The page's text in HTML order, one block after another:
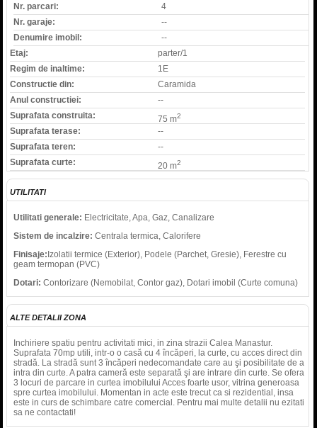
Nr. parcari:
4
Nr. garaje:
--
Denumire imobil:
--
Etaj:
parter/1
Regim de inaltime:
1E
Constructie din:
Caramida
Anul constructiei:
--
Suprafata construita:
75 m2
Suprafata terase:
--
Suprafata teren:
--
Suprafata curte:
20 m2
UTILITATI
Utilitati generale: Electricitate, Apa, Gaz, Canalizare
Sistem de incalzire: Centrala termica, Calorifere
Finisaje: Izolatii termice (Exterior), Podele (Parchet, Gresie), Ferestre cu
geam termopan (PVC)
Dotari: Contorizare (Nemobilat, Contor gaz), Dotari imobil (Curte comuna)
ALTE DETALII ZONA
Inchiriere spatiu pentru activitati mici, in zina strazii Calea Manastur.
Suprafata 70mp utili, intr-o o casă cu 4 încăperi, la curte, cu acces direct din
stradă. La stradă sunt 3 încăperi nedecomandate care au şi posibilitate de a
intra din curte. A patra cameră este separată şi are intrare din curte. Se ofera
3 locuri de parcare in curtea imobilului Acces foarte usor, vitrina generoasa
spre curtea imobilului. Momentan in acte este trecut ca si rezidential, insa
este in curs de schimbare catre comercial. Pentru mai multe detalii nu ezitati
sa ne contactati!